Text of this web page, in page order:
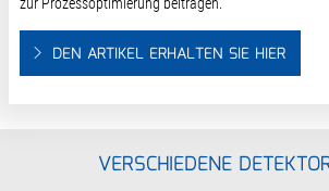
zur Prozessoptimierung beitragen.
DEN ARTIKEL ERHALTEN SIE HIER
VERSCHIEDENE